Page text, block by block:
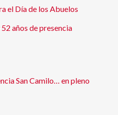
el Día de los Abuelos
años de presencia
San Camilo… en pleno